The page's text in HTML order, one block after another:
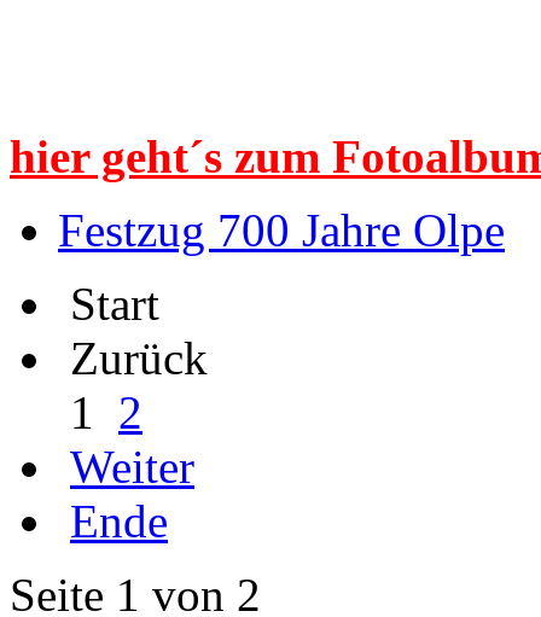
hier geht´s zum
Festzug 700 Jahre Olpe
Start
Zurück
1
2
Weiter
Ende
Seite 1 von 2